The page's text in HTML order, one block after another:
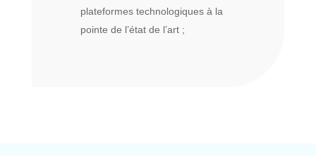
plateformes technologiques à la
pointe de l’état de l’art ;